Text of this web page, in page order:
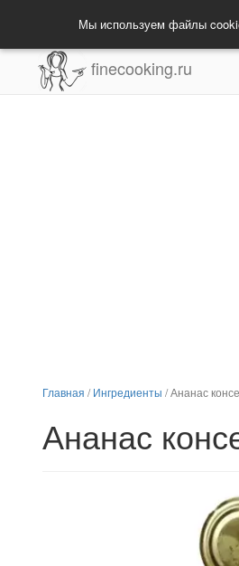
Мы используем файлы
finecooking.ru
Главная /Ингредиенты /Ананас
Ананас